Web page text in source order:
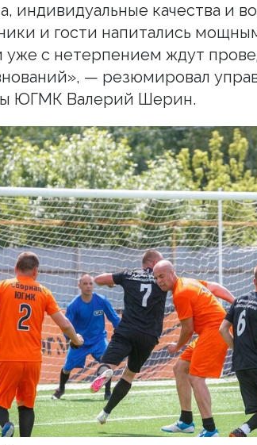
индивидуальные качества и
и гости напитались
уже с нетерпением ждут
— резюмировал
ЮГМК Валерий Шерин.